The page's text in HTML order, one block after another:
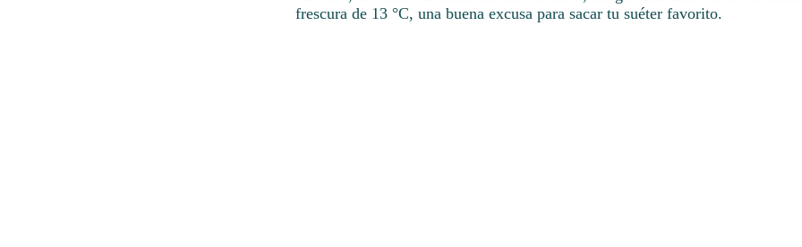
frescura de 13 °C, una buena excusa para sacar tu suéter favorito.